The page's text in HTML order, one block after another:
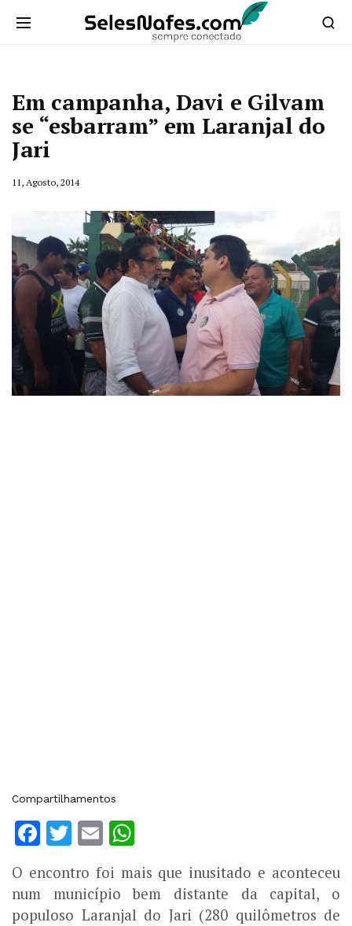
Em campanha, Davi e Gilvam
se “esbarram” em Laranjal do
Jari
11, Agosto, 2014
Compartilhamentos
Facebook
Twitter
Email
O encontro foi mais que inusitado e aconteceu
num município bem distante da capital, o
populoso Laranjal do Jari (280 quilômetros de